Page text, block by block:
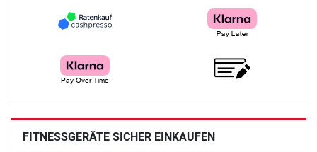
FITNESSGERÄTE SICHER EINKAUFEN